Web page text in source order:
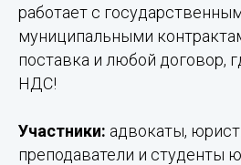
работает с
муниципальными
поставка и любой договор,
НДС!
Участники: адвокаты,
преподаватели и студенты